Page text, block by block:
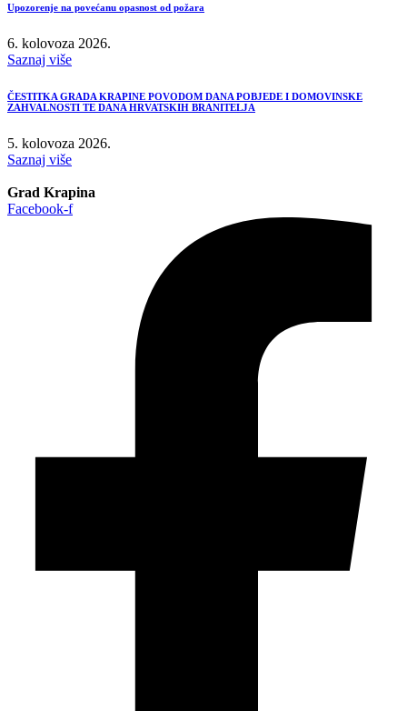
Upozorenje na povećanu opasnost od požara
6. kolovoza 2026.
Saznaj više
ČESTITKA GRADA KRAPINE POVODOM DANA POBJEDE I DOMOVINSKE
ZAHVALNOSTI TE DANA HRVATSKIH BRANITELJA
5. kolovoza 2026.
Saznaj više
Grad Krapina
Facebook-f